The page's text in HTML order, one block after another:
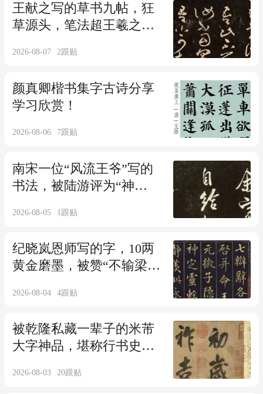
王献之写的草书九帖，狂
草源头，笔法超王羲之，
2026-08-07 2跟贴
颜真卿楷书集字古诗分享
学习欣赏！
2026-08-06 7跟贴
南宋一位“风流王爷”写的
书法，被陆游评为“神
芾！
2026-08-05 1跟贴
纪晓岚恩师写的字，10两
黄金磨墨，被赞“不输梁诗
2026-08-04 4跟贴
被乾隆私藏一辈子的米芾
大字神品，堪称行书史上
传！
2026-08-03 20跟贴